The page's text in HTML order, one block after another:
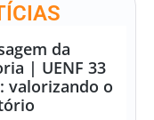
da
| UENF 33
valorizando o